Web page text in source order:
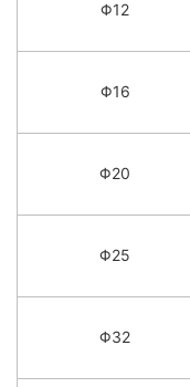
Φ12
Φ16
Φ20
Φ25
Φ32